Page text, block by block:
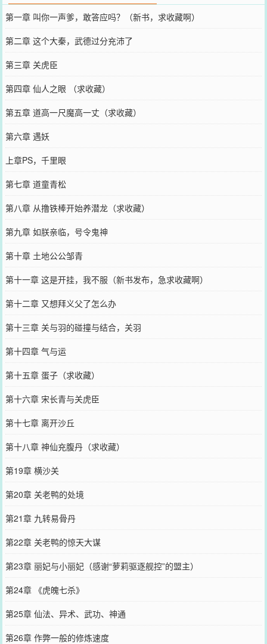
第一章 叫你一声爹，敢答应吗？（新书，求收藏啊）
第二章 这个大秦，武德过分充沛了
第三章 关虎臣
第四章 仙人之眼 （求收藏）
第五章 道高一尺魔高一丈（求收藏）
第六章 遇妖
上章PS，千里眼
第七章 道童青松
第八章 从撸铁棒开始养潜龙（求收藏）
第九章 如朕亲临，号令鬼神
第十章 土地公公邹青
第十一章 这是开挂，我不服（新书发布，急求收藏啊）
第十二章 又想拜义父了怎么办
第十三章 关与羽的碰撞与结合，关羽
第十四章 气与运
第十五章 蛋子（求收藏）
第十六章 宋长青与关虎臣
第十七章 离开沙丘
第十八章 神仙充腹丹（求收藏）
第19章 横沙关
第20章 关老鸭的处境
第21章 九转易骨丹
第22章 关老鸭的惊天大谋
第23章 丽妃与小丽妃（感谢“萝莉驱逐舰控”的盟主）
第24章 《虎魄七杀》
第25章 仙法、异术、武功、神通
第26章 作弊一般的修炼速度